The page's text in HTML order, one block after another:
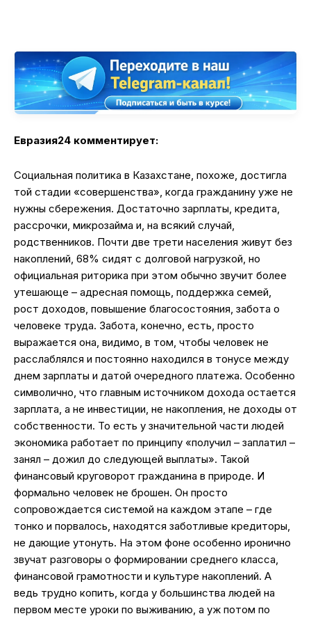
Евразия24 комментирует:
Социальная политика в Казахстане, похоже, достигла
той стадии «совершенства», когда гражданину уже не
нужны сбережения. Достаточно зарплаты, кредита,
рассрочки, микрозайма и, на всякий случай,
родственников. Почти две трети населения живут без
накоплений, 68% сидят с долговой нагрузкой, но
официальная риторика при этом обычно звучит более
утешающе – адресная помощь, поддержка семей,
рост доходов, повышение благосостояния, забота о
человеке труда. Забота, конечно, есть, просто
выражается она, видимо, в том, чтобы человек не
расслаблялся и постоянно находился в тонусе между
днем зарплаты и датой очередного платежа. Особенно
символично, что главным источником дохода остается
зарплата, а не инвестиции, не накопления, не доходы от
собственности. То есть у значительной части людей
экономика работает по принципу «получил – заплатил –
занял – дожил до следующей выплаты». Такой
финансовый круговорот гражданина в природе. И
формально человек не брошен. Он просто
сопровождается системой на каждом этапе – где
тонко и порвалось, находятся заботливые кредиторы,
не дающие утонуть. На этом фоне особенно иронично
звучат разговоры о формировании среднего класса,
финансовой грамотности и культуре накоплений. А
ведь трудно копить, когда у большинства людей на
первом месте уроки по выживанию, а уж потом по